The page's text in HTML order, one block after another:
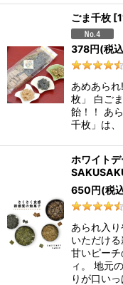
ごま千枚 [
378円(税
あめあら
枚」 白ご
飴！！ あ
千枚」は
ホワイト
650円(税
あられ入
いただけ
甘いピー
ィ。 地元
りが口い